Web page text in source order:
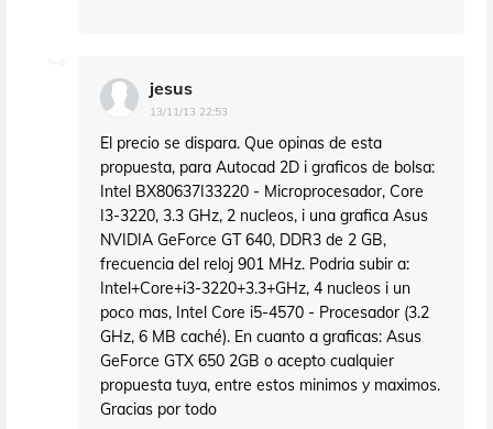
jesus
13/11/13 22:53
El precio se dispara. Que opinas de esta
propuesta, para Autocad 2D i graficos de bolsa:
Intel BX80637I33220 - Microprocesador, Core
I3-3220, 3.3 GHz, 2 nucleos, i una grafica Asus
NVIDIA GeForce GT 640, DDR3 de 2 GB,
frecuencia del reloj 901 MHz. Podria subir a:
Intel+Core+i3-3220+3.3+GHz, 4 nucleos i un
poco mas, Intel Core i5-4570 - Procesador (3.2
GHz, 6 MB caché). En cuanto a graficas: Asus
GeForce GTX 650 2GB o acepto cualquier
propuesta tuya, entre estos minimos y maximos.
Gracias por todo